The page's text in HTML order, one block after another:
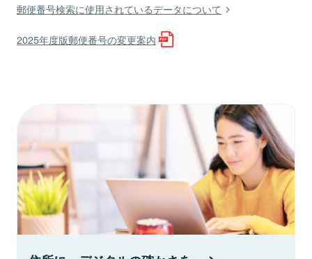
郵便番号検索に使用されているデータについて
2025年度版郵便番号の変更案内